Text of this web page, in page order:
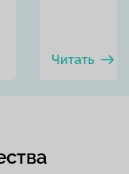
Читать